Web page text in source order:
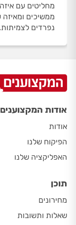
מחליטים עם
ממשיכים ומאיזה
נפרדים לצמיתות.
אודות המקצוענים
אודות
הפיקוח שלנו
האפליקציה שלנו
תוכן
מחירונים
שאלות ותשובות